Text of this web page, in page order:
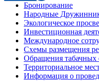
Бронирование
Народные
Экологическое
Инвестиционная
Международное
Схемы размещения
Обращения табачных
Территориальное
Информация о